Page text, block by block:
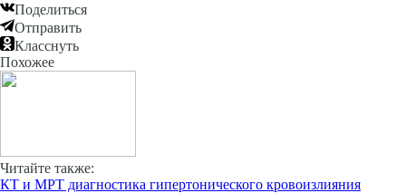
Поделиться
Отправить
Класснуть
Похожее
Читайте также:
КТ и МРТ диагностика гипертонического кровоизлияния